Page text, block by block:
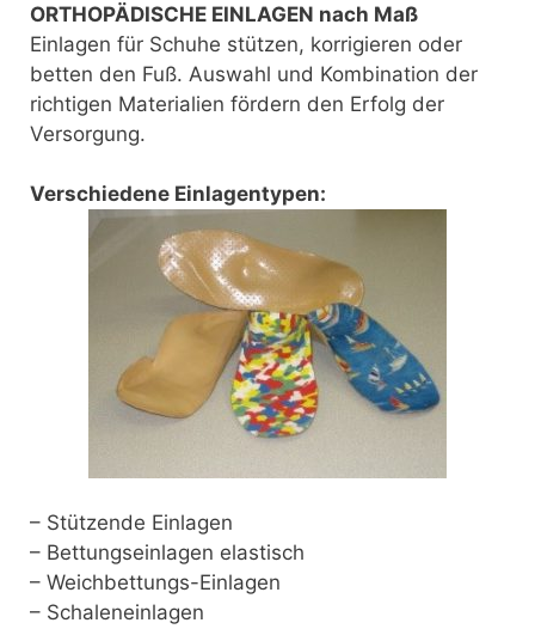
ORTHOPÄDISCHE EINLAGEN nach Maß
Einlagen für Schuhe stützen, korrigieren oder
betten den Fuß. Auswahl und Kombination der
richtigen Materialien fördern den Erfolg der
Versorgung.
Verschiedene Einlagentypen:
– Stützende Einlagen
– Bettungseinlagen elastisch
– Weichbettungs-Einlagen
– Schaleneinlagen